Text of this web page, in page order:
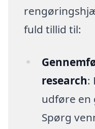
fuld tillid til:
research:
udføre en
Spørg